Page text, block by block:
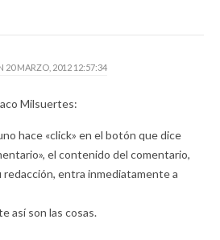
20 MARZO, 2012 12:57:34
Milsuertes:
hace «click» en el botón que dice
el contenido del comentario,
redacción, entra inmediatamente a
así son las cosas.